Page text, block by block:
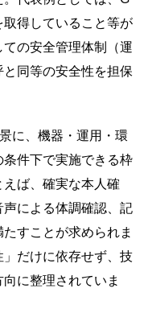
得していること等が
の安全管理体制（運
同等の安全性を担保
に、機器・運用・環
件下で実施できる枠
ば、確実な本人確
による体調確認、記
すことが求められま
だけに依存せず、技
に整理されていま